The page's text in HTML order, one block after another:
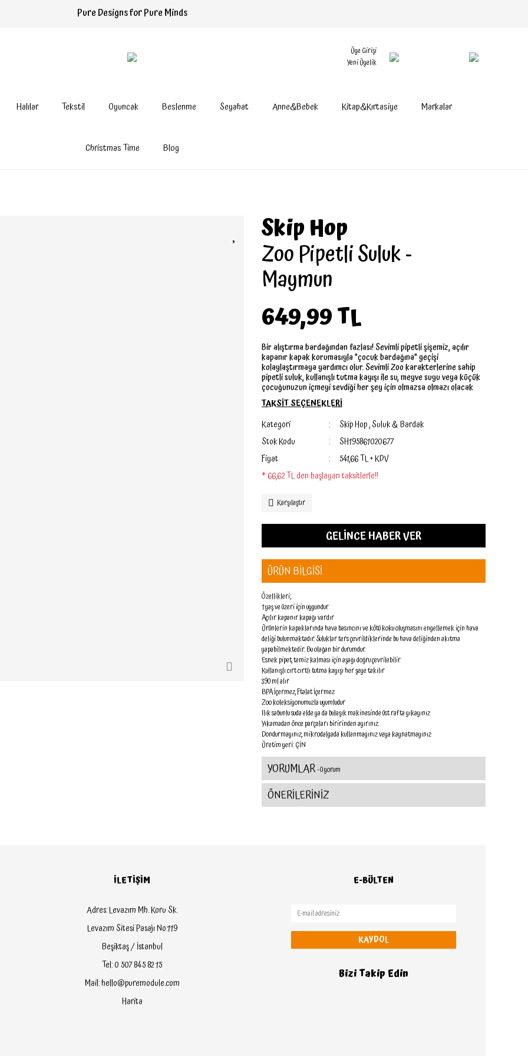
Pure Designs for Pure Minds
Üye Girişi
Yeni Üyelik
Halılar Tekstil Oyuncak Beslenme Seyahat Anne&Bebek Kitap&Kırtasiye Markalar
Christmas Time Blog
Skip Hop
Zoo Pipetli Suluk -
Maymun
649,99 TL
Bir alıştırma bardağından fazlası! Sevimli pipetli şişemiz, açılır
kapanır kapak korumasıyla "çocuk bardağına" geçişi
kolaylaştırmaya yardımcı olur. Sevimli Zoo karakterlerine sahip
pipetli suluk, kullanışlı tutma kayışı ile su, meyve suyu veya küçük
çocuğunuzun içmeyi sevdiği her şey için olmazsa olmazı olacak
TAKSİT SEÇENEKLERİ
Kategori
Skip Hop,Suluk & Bardak
Stok Kodu
SH195861020677
Fiyat
541,66 TL + KDV
* 66,62 TL den başlayan taksitlerle!!
Karşılaştır
GELİNCE HABER VER
ÜRÜN BİLGİSİ
Özellikleri;
1 yaş ve üzeri için uygundur
Açılır kapanır kapağı vardır
Ürünlerin kapaklarında hava basıncını ve kötü koku oluşmasını engellemek için hava
deliği bulunmaktadır. Suluklar ters çevrildiklerinde bu hava deliğinden akıtma
yapabilmektedir. Bu olağan bir durumdur.
Esnek pipet, temiz kalması için aşağı doğru çevrilebilir
Kullanışlı cırt cırtlı tutma kayışı her şeye takılır
390 ml alır
BPA İçermez, Ftalat İçermez
Zoo koleksiyonumuzla uyumludur
Ilık sabunlu suda elde ya da bulaşık makinesinde üst rafta yıkayınız
Yıkamadan önce parçaları biririnden ayırınız.
Dondurmayınız, mikrodalgada kullanmayınız veya kaynatmayınız
Üretim yeri: ÇİN
YORUMLAR- 0 yorum
ÖNERİLERİNİZ
İLETİŞİM
Adres: Levazım Mh. Koru Sk.
Levazım Sitesi Pasajı No:119
Beşiktaş / İstanbul
Tel: 0 507 845 82 15
Mail: hello@puremodule.com
Harita
E-BÜLTEN
KAYDOL
Bizi Takip Edin